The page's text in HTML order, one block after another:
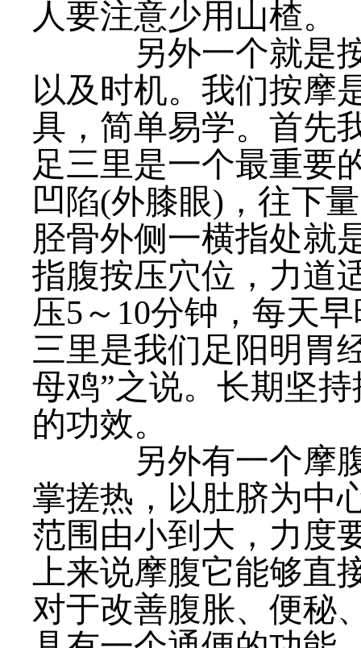
人要注意少用山楂。
另外一个就是按
以及时机。我们按摩
具，简单易学。首先
足三里是一个最重要
凹陷(外膝眼)，往下
胫骨外侧一横指处就
指腹按压穴位，力道
压5～10分钟，每天
三里是我们足阳明胃
母鸡”之说。长期坚
的功效。
另外有一个摩腹
掌搓热，以肚脐为中
范围由小到大，力度
上来说摩腹它能够
对于改善腹胀、便秘